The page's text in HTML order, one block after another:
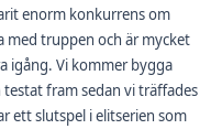
enorm konkurrens om
med truppen och är mycket
igång. Vi kommer bygga
fram sedan vi träffades
ett slutspel i elitserien som